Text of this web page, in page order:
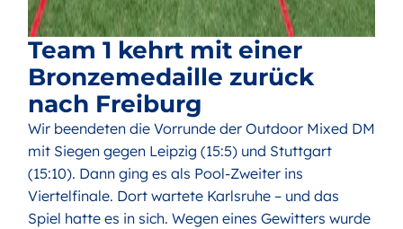
Team 1 kehrt mit einer
Bronzemedaille zurück
nach Freiburg
Wir beendeten die Vorrunde der Outdoor Mixed DM
mit Siegen gegen Leipzig (15:5) und Stuttgart
(15:10). Dann ging es als Pool-Zweiter ins
Viertelfinale. Dort wartete Karlsruhe – und das
Spiel hatte es in sich. Wegen eines Gewitters wurde